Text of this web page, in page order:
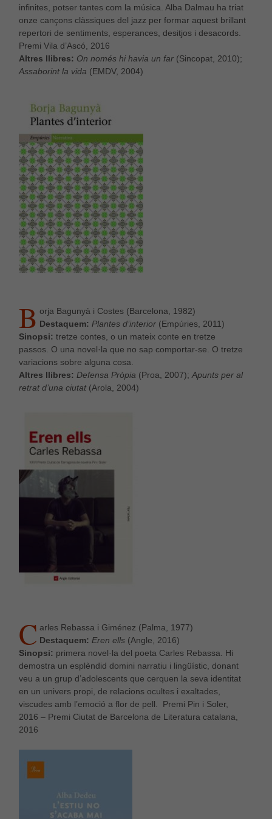
infinites, potser tantes com la música. Alba Dalmau ha triat
onze cançons clàssiques del jazz per formar aquest brillant
repertori de sentiments, esperances, desitjos i desacords.
Premi Vila d’Ascó, 2016
Altres llibres: On només hi havia un far(Sincopat, 2010);
Assaborint la vida (EMDV, 2004)
B orja Bagunyà i Costes (Barcelona, 1982)
Destaquem: Plantes d’interior (Empúries, 2011)
Sinopsi: tretze contes, o un mateix conte en tretze
passos. O una novel·la que no sap comportar-se. O tretze
variacions sobre alguna cosa.
Altres llibres: Defensa Pròpia (Proa, 2007); Apunts per al
retrat d’una ciutat(Arola, 2004)
C arles Rebassa i Giménez (Palma, 1977)
Destaquem: Eren ells (Angle, 2016)
Sinopsi: primera novel·la del poeta Carles Rebassa. Hi
demostra un esplèndid domini narratiu i lingüístic, donant
veu a un grup d’adolescents que cerquen la seva identitat
en un univers propi, de relacions ocultes i exaltades,
viscudes amb l’emoció a flor de pell. Premi Pin i Soler,
2016 – Premi Ciutat de Barcelona de Literatura catalana,
2016